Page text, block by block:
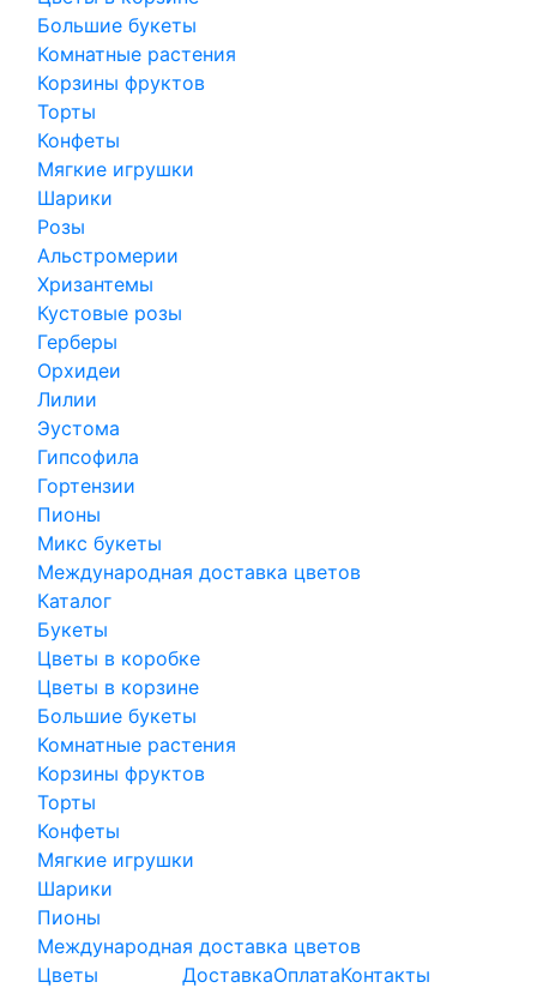
Большие букеты
Комнатные растения
Корзины фруктов
Торты
Конфеты
Мягкие игрушки
Шарики
Розы
Альстромерии
Хризантемы
Кустовые розы
Герберы
Орхидеи
Лилии
Эустома
Гипсофила
Гортензии
Пионы
Микс букеты
Международная доставка цветов
Каталог
Букеты
Цветы в коробке
Цветы в корзине
Большие букеты
Комнатные растения
Корзины фруктов
Торты
Конфеты
Мягкие игрушки
Шарики
Пионы
Международная доставка цветов
Цветы
ДоставкаОплатаКонтакты